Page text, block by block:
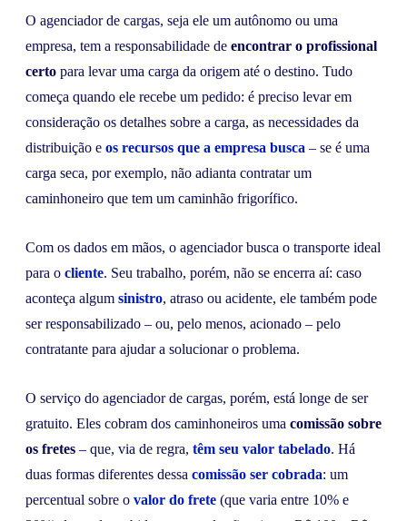
O agenciador de cargas, seja ele um autônomo ou uma
empresa, tem a responsabilidade de encontrar o profissional
certo para levar uma carga da origem até o destino. Tudo
começa quando ele recebe um pedido: é preciso levar em
consideração os detalhes sobre a carga, as necessidades da
distribuição e os recursos que a empresa busca – se é uma
carga seca, por exemplo, não adianta contratar um
caminhoneiro que tem um caminhão frigorífico.
Com os dados em mãos, o agenciador busca o transporte ideal
para o cliente. Seu trabalho, porém, não se encerra aí: caso
aconteça algum sinistro, atraso ou acidente, ele também pode
ser responsabilizado – ou, pelo menos, acionado – pelo
contratante para ajudar a solucionar o problema.
O serviço do agenciador de cargas, porém, está longe de ser
gratuito. Eles cobram dos caminhoneiros uma comissão sobre
os fretes – que, via de regra, têm seu valor tabelado. Há
duas formas diferentes dessa comissão ser cobrada: um
percentual sobre o valor do frete (que varia entre 10% e